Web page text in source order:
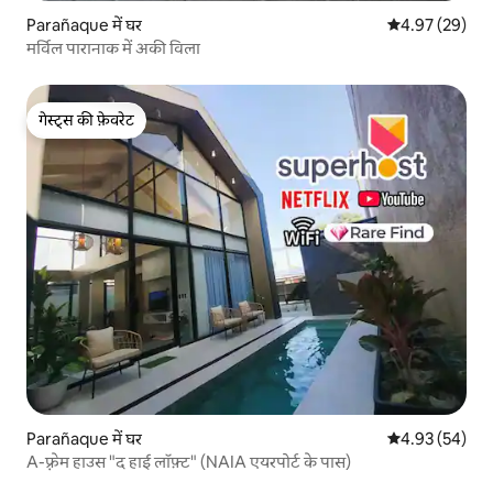
Parañaque में घर औसत रेटिंग 5 में
4.97 (29)
मर्विल पारानाक में अकी विला
गेस्ट्स की फ़ेवरेट
गेस्ट्स की फ़ेवरेट
Parañaque में घर औसत रेटिंग 5 में
4.93 (54)
A-फ़्रेम हाउस "द हाई लॉफ़्ट" (NAIA एयरपोर्ट के पास)